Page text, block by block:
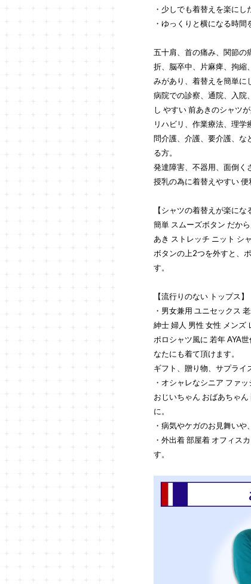
・少しでも着替えを楽にし
・ゆっくりと横になる時間
五十肩、首の痛み、関節の
折、脳卒中、片麻痺、拘縮
みがあり、着替えを簡単に
病院での診察、通院、入院
し やすい 前あきのシャツが
リハビリ、作業療法、理
問介護、介護、要介護、な
る方。
発達障害、不器用、面倒く
授乳の為に着替えやすい 便
【シャツの着替えが楽にな
簡単 スムーズボタン だか
あき ストレッチ ニット シ
ボタンの上2つを外すと、
す。
【流行りのない トップス】
・男女兼用 ユニセックス
紳士 婦人 男性 女性 メンズ
ポロシャツ風に 若年 AYA
なたにも着て頂けます。
ギフト、贈り物、サプラ
・オシャレなシニア ファッ
おじいちゃん おばあちゃ
に。
・病気やケガのお見舞いや
・外出着 部屋着 オフィス
す。